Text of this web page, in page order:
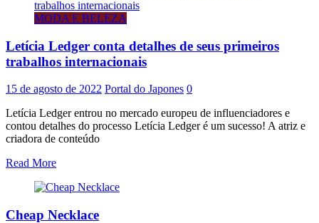
MODA E BELEZA
Letícia Ledger conta detalhes de seus primeiros
trabalhos internacionais
15 de agosto de 2022 Portal do Japones 0
Letícia Ledger entrou no mercado europeu de influenciadores e
contou detalhes do processo Letícia Ledger é um sucesso! A atriz e
criadora de conteúdo
Read More
Cheap Necklace